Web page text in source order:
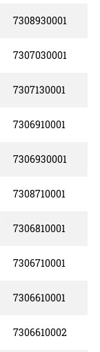
7308930001
7307030001
7307130001
7306910001
7306930001
7308710001
7306810001
7306710001
7306610001
7306610002